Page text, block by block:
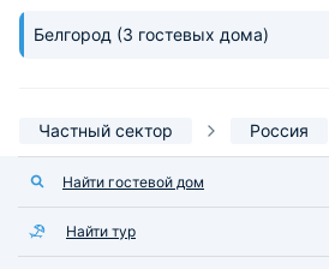
Белгород (3 гостевых дома)
Частный сектор Россия
Найти гостевой дом
Найти тур